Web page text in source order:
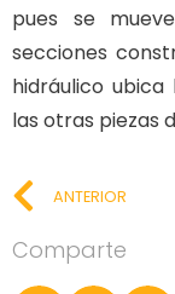
pues se
secciones
hidráulico
las otras piezas
ANTERIOR
Comparte